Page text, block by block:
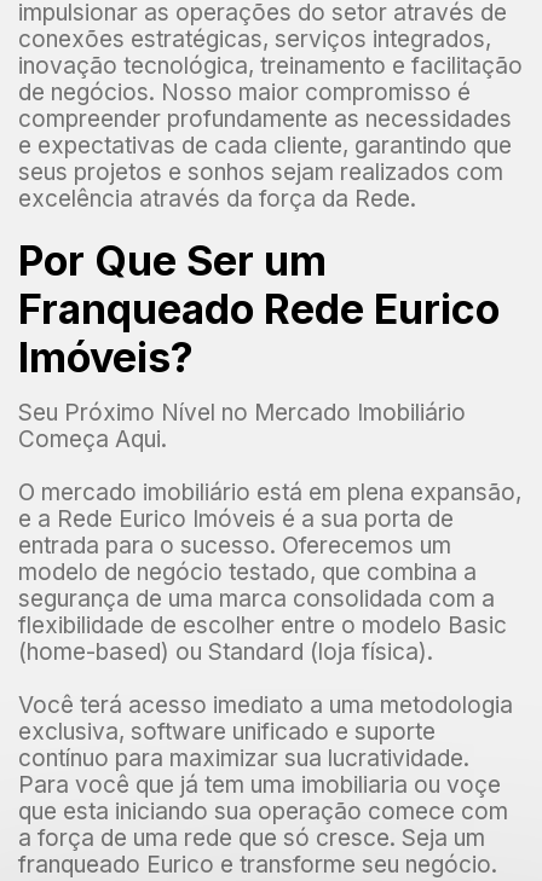
impulsionar as operações do setor através de
conexões estratégicas, serviços integrados,
inovação tecnológica, treinamento e facilitação
de negócios. Nosso maior compromisso é
compreender profundamente as necessidades
e expectativas de cada cliente, garantindo que
seus projetos e sonhos sejam realizados com
excelência através da força da Rede.
Por Que Ser um
Franqueado Rede Eurico
Imóveis?
Seu Próximo Nível no Mercado Imobiliário
Começa Aqui.
O mercado imobiliário está em plena expansão,
e a Rede Eurico Imóveis é a sua porta de
entrada para o sucesso. Oferecemos um
modelo de negócio testado, que combina a
segurança de uma marca consolidada com a
flexibilidade de escolher entre o modelo Basic
(home-based) ou Standard (loja física).
Você terá acesso imediato a uma metodologia
exclusiva, software unificado e suporte
contínuo para maximizar sua lucratividade.
Para você que já tem uma imobiliaria ou voçe
que esta iniciando sua operação comece com
a força de uma rede que só cresce. Seja um
franqueado Eurico e transforme seu negócio.